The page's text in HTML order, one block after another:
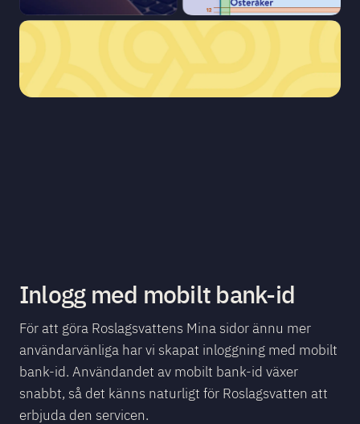
Inlogg med mobilt bank-id
För att göra Roslagsvattens Mina sidor ännu mer
användarvänliga har vi skapat inloggning med mobilt
bank-id. Användandet av mobilt bank-id växer
snabbt, så det känns naturligt för Roslagsvatten att
erbjuda den servicen.